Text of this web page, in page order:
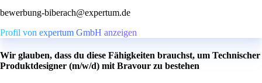
bewerbung-biberach@expertum.de
Profil von expertum GmbH anzeigen
Wir glauben, dass du diese Fähigkeiten brauchst, um Technischer
Produktdesigner (m/w/d) mit Bravour zu bestehen